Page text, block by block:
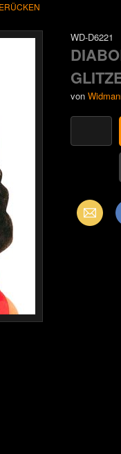
WD-D6221
von
Email